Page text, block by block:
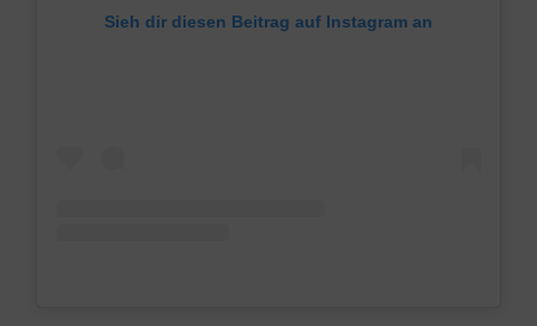
Sieh dir diesen Beitrag auf Instagram an